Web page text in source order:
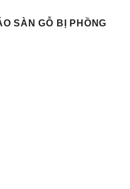
SÀN GỖ BỊ PHỒNG